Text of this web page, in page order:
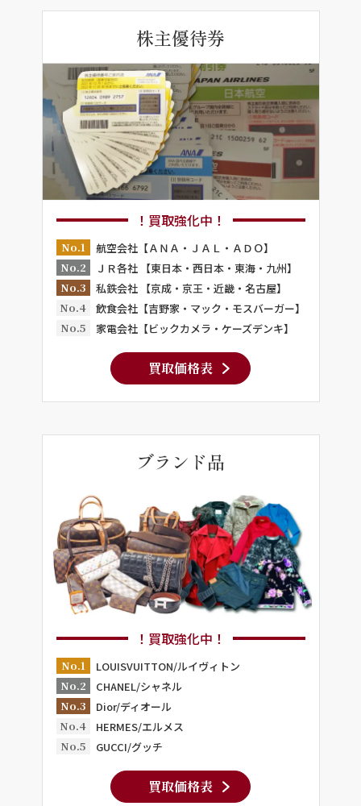
株主優待券
！買取強化中！
No.1
航空会社【ＡＮＡ・ＪＡＬ・ＡＤＯ】
No.2
ＪＲ各社 【東日本・西日本・東海・九州】
No.3
私鉄会社 【京成・京王・近畿・名古屋】
No.4
飲食会社【吉野家・マック・モスバーガー】
No.5
家電会社【ビックカメラ・ケーズデンキ】
買取価格表
ブランド品
！買取強化中！
No.1
LOUISVUITTON/ルイヴィトン
No.2
CHANEL/シャネル
No.3
Dior/ディオール
No.4
HERMES/エルメス
No.5
GUCCI/グッチ
買取価格表